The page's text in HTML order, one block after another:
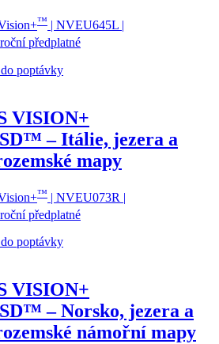
™ | NVEU645L |
předplatné
poptávky
VISION+
– Itálie, jezera a
mapy
™ | NVEU073R |
předplatné
poptávky
VISION+
– Norsko, jezera a
námořní mapy